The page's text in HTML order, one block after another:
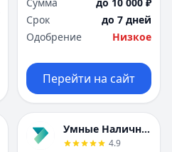
Срок
до 7 дней
Одобрение
Низкое
Перейти на сайт
Умные Наличные
4.9